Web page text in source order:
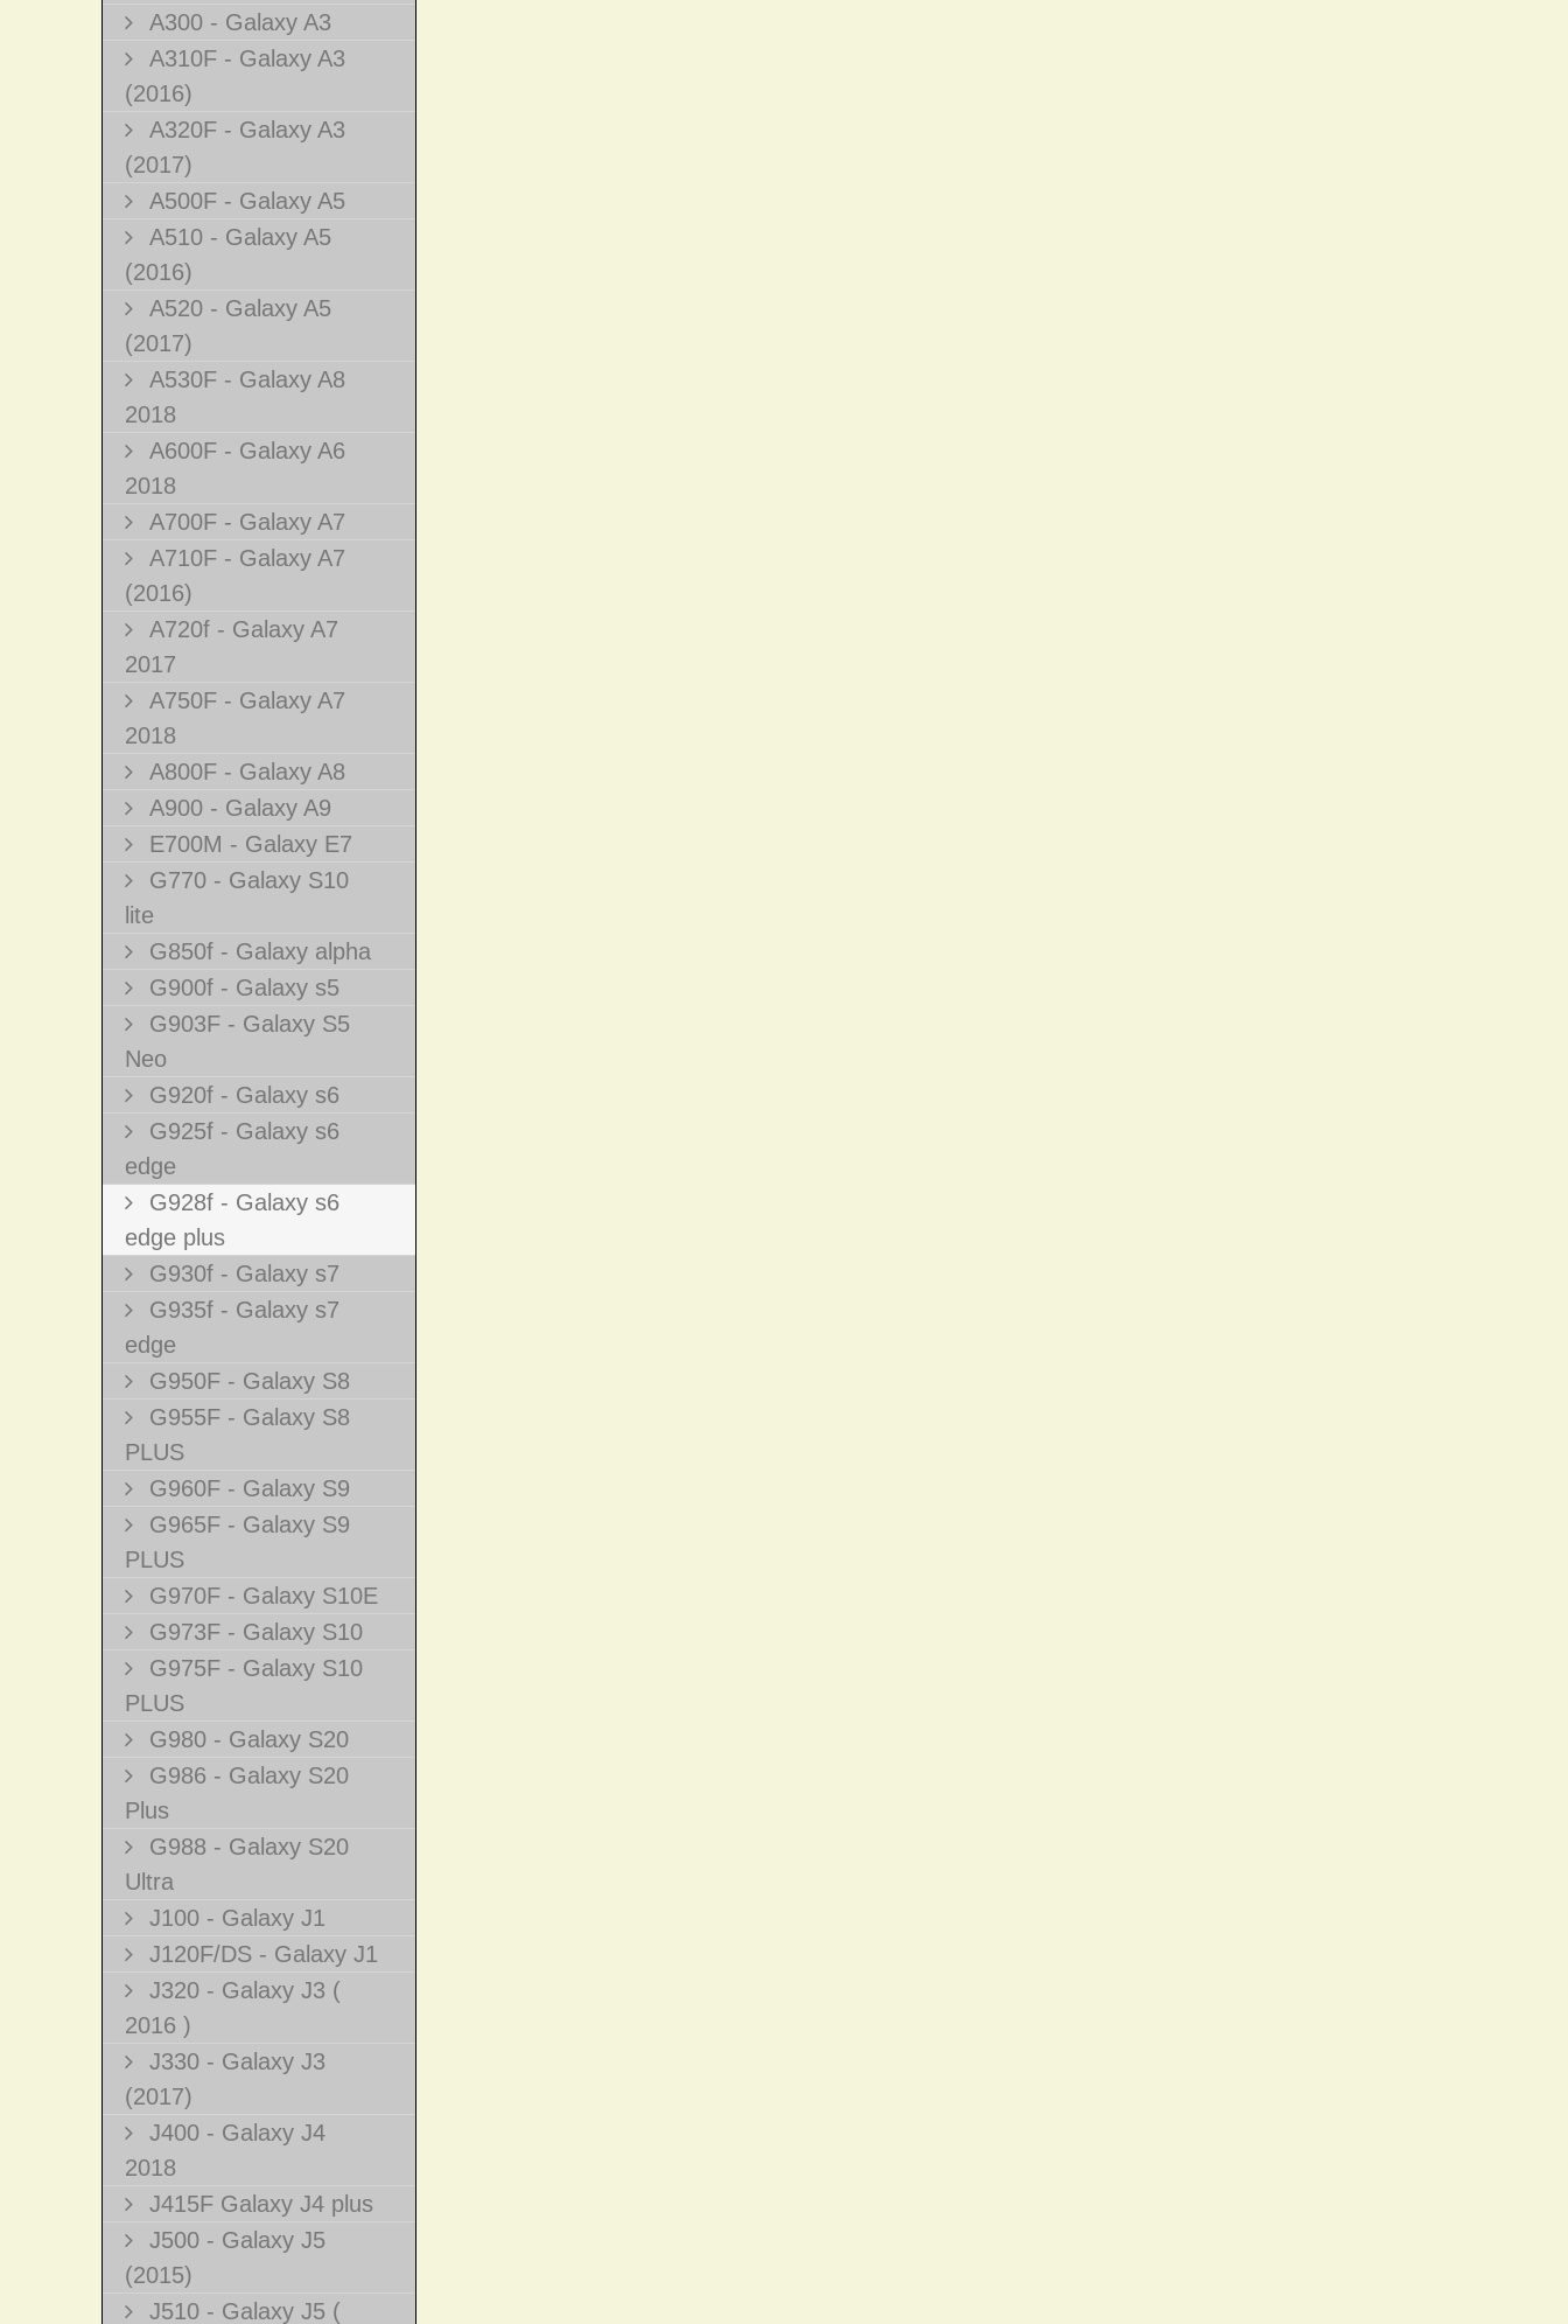
A300 - Galaxy A3
A310F - Galaxy A3
(2016)
A320F - Galaxy A3
(2017)
A500F - Galaxy A5
A510 - Galaxy A5
(2016)
A520 - Galaxy A5
(2017)
A530F - Galaxy A8
2018
A600F - Galaxy A6
2018
A700F - Galaxy A7
A710F - Galaxy A7
(2016)
A720f - Galaxy A7
2017
A750F - Galaxy A7
2018
A800F - Galaxy A8
A900 - Galaxy A9
E700M - Galaxy E7
G770 - Galaxy S10
lite
G850f - Galaxy alpha
G900f - Galaxy s5
G903F - Galaxy S5
Neo
G920f - Galaxy s6
G925f - Galaxy s6
edge
G928f - Galaxy s6
edge plus
G930f - Galaxy s7
G935f - Galaxy s7
edge
G950F - Galaxy S8
G955F - Galaxy S8
PLUS
G960F - Galaxy S9
G965F - Galaxy S9
PLUS
G970F - Galaxy S10E
G973F - Galaxy S10
G975F - Galaxy S10
PLUS
G980 - Galaxy S20
G986 - Galaxy S20
Plus
G988 - Galaxy S20
Ultra
J100 - Galaxy J1
J120F/DS - Galaxy J1
J320 - Galaxy J3 (
2016 )
J330 - Galaxy J3
(2017)
J400 - Galaxy J4
2018
J415F Galaxy J4 plus
J500 - Galaxy J5
(2015)
J510 - Galaxy J5 (